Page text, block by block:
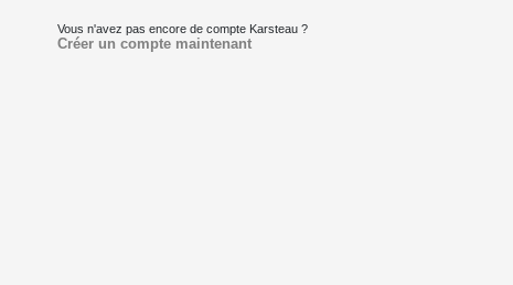
Vous n'avez pas encore de compte Karsteau ?
Créer un compte maintenant